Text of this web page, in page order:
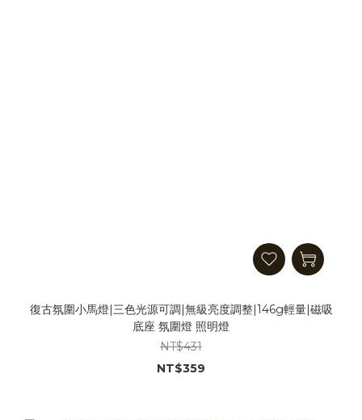
復古氛圍小馬燈|三色光源可調|無級亮度調整|146g輕量|磁吸
底座 氛圍燈 照明燈
NT$431
NT$359